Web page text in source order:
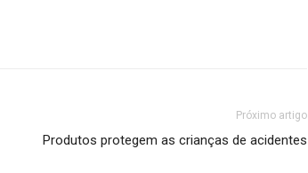
Próximo artigo
Produtos protegem as crianças de acidentes